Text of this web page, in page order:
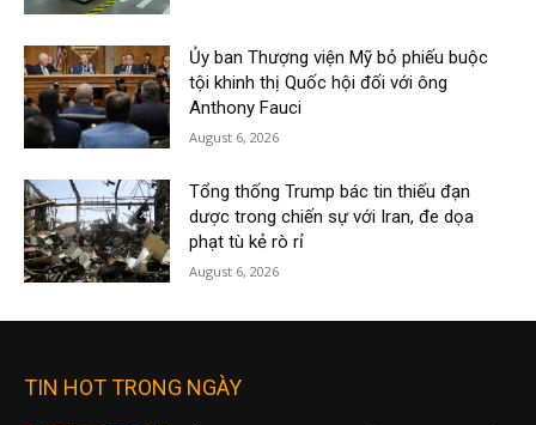
Ủy ban Thượng viện Mỹ bỏ phiếu buộc
tội khinh thị Quốc hội đối với ông
Anthony Fauci
August 6, 2026
Tổng thống Trump bác tin thiếu đạn
dược trong chiến sự với Iran, đe dọa
phạt tù kẻ rò rỉ
August 6, 2026
TIN HOT TRONG NGÀY